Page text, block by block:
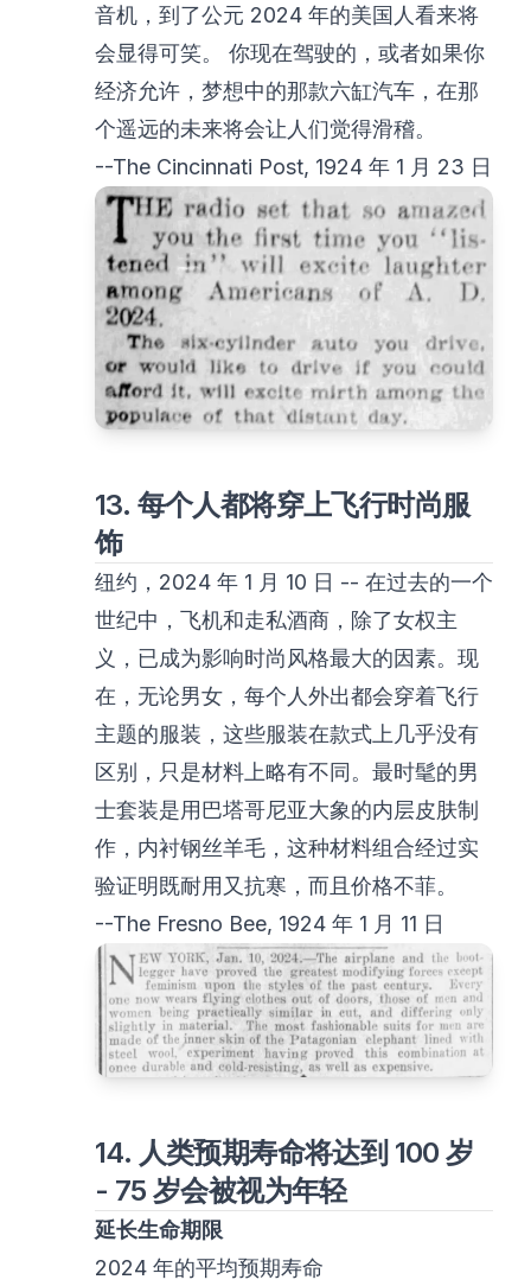
音机，到了公元 2024 年的美国人看来将
会显得可笑。 你现在驾驶的，或者如果你
经济允许，梦想中的那款六缸汽车，在那
个遥远的未来将会让人们觉得滑稽。
--The Cincinnati Post, 1924 年 1 月 23 日
13. 每个人都将穿上飞行时尚服
饰
纽约，2024 年 1 月 10 日 -- 在过去的一个
世纪中，飞机和走私酒商，除了女权主
义，已成为影响时尚风格最大的因素。现
在，无论男女，每个人外出都会穿着飞行
主题的服装，这些服装在款式上几乎没有
区别，只是材料上略有不同。最时髦的男
士套装是用巴塔哥尼亚大象的内层皮肤制
作，内衬钢丝羊毛，这种材料组合经过实
验证明既耐用又抗寒，而且价格不菲。
--The Fresno Bee, 1924 年 1 月 11 日
14. 人类预期寿命将达到 100 岁
- 75 岁会被视为年轻
延长生命期限
2024 年的平均预期寿命